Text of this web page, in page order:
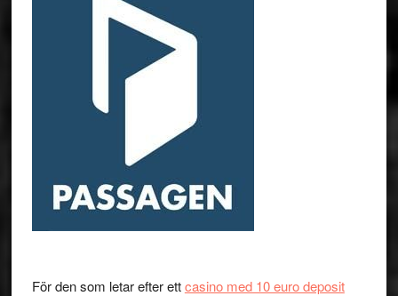
För den som letar efter ettcasino med 10 euro deposit